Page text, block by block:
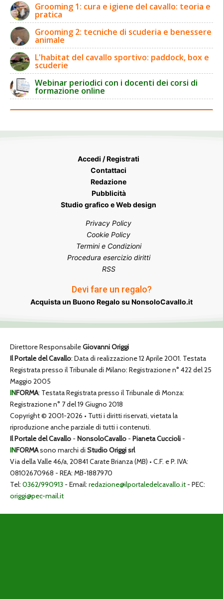
Grooming 1: cura e igiene del cavallo: teoria e
pratica
Grooming 2: tecniche di scuderia e benessere
animale
L'habitat del cavallo sportivo: paddock, box e
scuderie
Webinar periodici con i docenti dei corsi di
formazione online
Accedi / Registrati
Contattaci
Redazione
Pubblicità
Studio grafico e Web design
Privacy Policy
Cookie Policy
Termini e Condizioni
Procedura esercizio diritti
RSS
Devi fare un regalo?
Acquista un Buono Regalo su NonsoloCavallo.it
Direttore ResponsabileGiovanni Origgi
Il Portale del Cavallo: Data di realizzazione 12 Aprile 2001. Testata
Registrata presso il Tribunale di Milano: Registrazione n° 422 del 25
Maggio 2005
INFORMA: Testata Registrata presso il Tribunale di Monza:
Registrazione n° 7 del 19 Giugno 2018
Copyright © 2001-2026 • Tutti i diritti riservati, vietata la
riproduzione anche parziale di tutti i contenuti.
Il Portale del Cavallo - NonsoloCavallo - Pianeta Cuccioli -
INFORMAsono marchi di Studio Origgi srl
Via della Valle 46/a, 20841 Carate Brianza (MB) • C.F. e P. IVA:
08102670968 - REA: MB-1887970
Tel: 0362/990913 - Email: redazione@ilportaledelcavallo.it - PEC:
origgi@pec-mail.it